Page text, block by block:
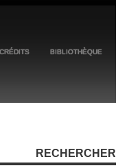
CRÉDITS BIBLIOTHÈQUE
RECHERCHER